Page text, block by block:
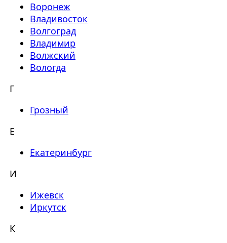
Воронеж
Владивосток
Волгоград
Владимир
Волжский
Вологда
Г
Грозный
Е
Екатеринбург
И
Ижевск
Иркутск
К